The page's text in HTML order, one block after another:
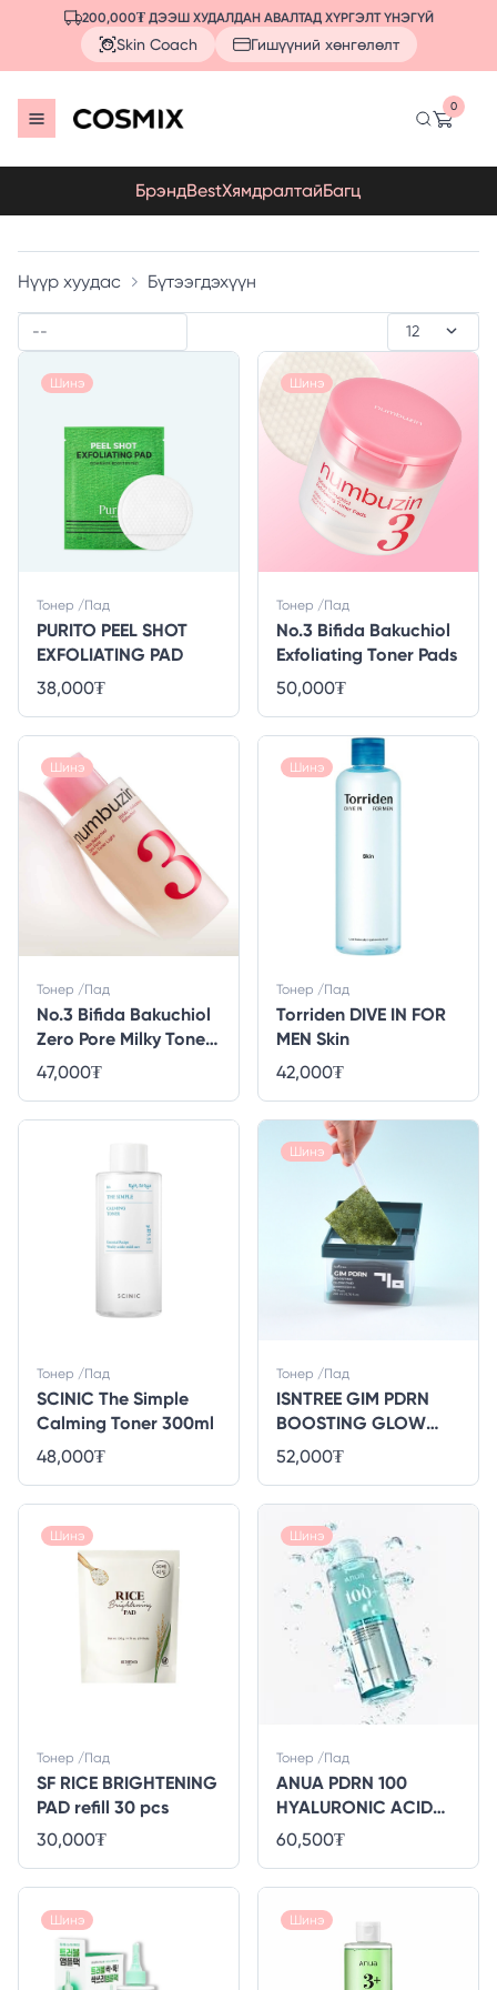
200,000₮ ДЭЭШ ХУДАЛДАН АВАЛТАД ХҮРГЭЛТ ҮНЭГҮЙ
Skin Coach Гишүүний хөнгөлөлт
0
БрэндBestХямдралтайБагц
Нүүр хуудас Бүтээгдэхүүн
Шинэ
PURITO PEEL SHOT
EXFOLIATING PAD
Тонер /Пад
38,000₮
Шинэ
No.3 Bifida Bakuchiol
Exfoliating Toner Pads
Тонер /Пад
50,000₮
Шинэ
No.3 Bifida Bakuchiol
Zero Pore Milky Toner
Light
Тонер /Пад
47,000₮
Шинэ
Torriden DIVE IN FOR
MEN Skin
Тонер /Пад
42,000₮
SCINIC The Simple
Calming Toner 300ml
Тонер /Пад
48,000₮
Шинэ
ISNTREE GIM PDRN
BOOSTING GLOW
PAD (200ml)70ea
Тонер /Пад
52,000₮
Шинэ
SF RICE BRIGHTENING
PAD refill 30 pcs
Тонер /Пад
30,000₮
Шинэ
ANUA PDRN 100
HYALURONIC ACID
BOOSTER TONER
250ml
Тонер /Пад
60,500₮
Шинэ Шинэ